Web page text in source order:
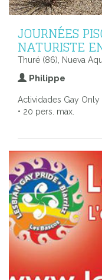
JOURNÉES
NATURISTE
Thuré (86), Nueva
Philippe
Actividades Gay Only
• 20 pers. max.